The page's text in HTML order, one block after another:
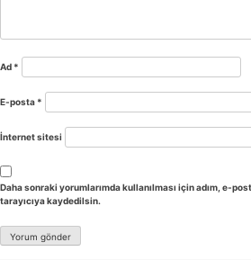
Ad *
E-posta *
İnternet sitesi
Daha sonraki yorumlarımda kullanılması için adım, e-
tarayıcıya kaydedilsin.